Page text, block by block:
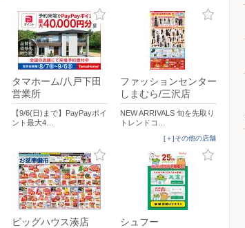
タマホーム/八戸下田
営業所
【9/6(日)まで】PayPayポイ
ント最大4…
ファッションセンター
しまむら/三沢店
NEW ARRIVALS 旬を先取り
トレンドコ…
[＋]その他の店舗
ビッグハウス湊店 シュフー